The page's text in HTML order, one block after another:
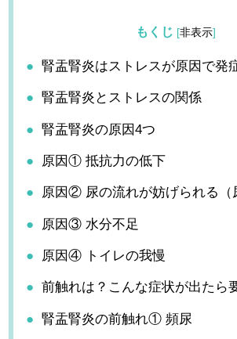
もくじ [非表示]
腎盂腎炎はストレスが原因で発
腎盂腎炎とストレスの関係
腎盂腎炎の原因4つ
原因① 抵抗力の低下
原因② 尿の流れが妨げられる（
原因③ 水分不足
原因④ トイレの我慢
前触れは？こんな症状が出たら
腎盂腎炎の前触れ① 頻尿